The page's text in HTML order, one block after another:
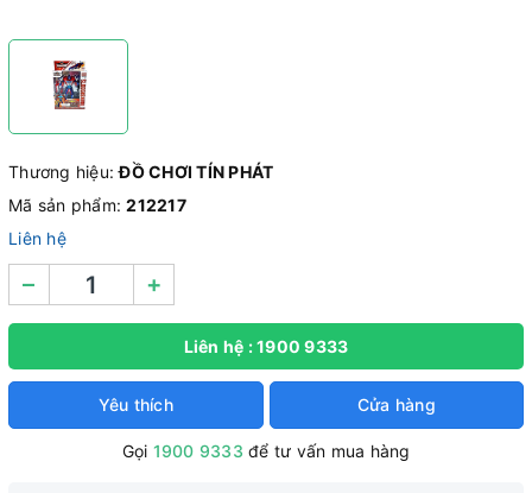
Thương hiệu:ĐỒ CHƠI TÍN PHÁT
Mã sản phẩm:212217
Liên hệ
– +
Liên hệ : 1900 9333
Yêu thích Cửa hàng
Gọi 1900 9333 để tư vấn mua hàng